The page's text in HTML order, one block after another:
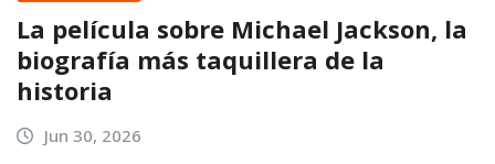
La película sobre Michael Jackson, la
biografía más taquillera de la
historia
Jun 30, 2026